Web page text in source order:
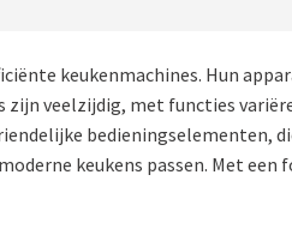
keukenmachines. Hun
veelzijdig, met functies
bedieningselementen,
keukens passen. Met